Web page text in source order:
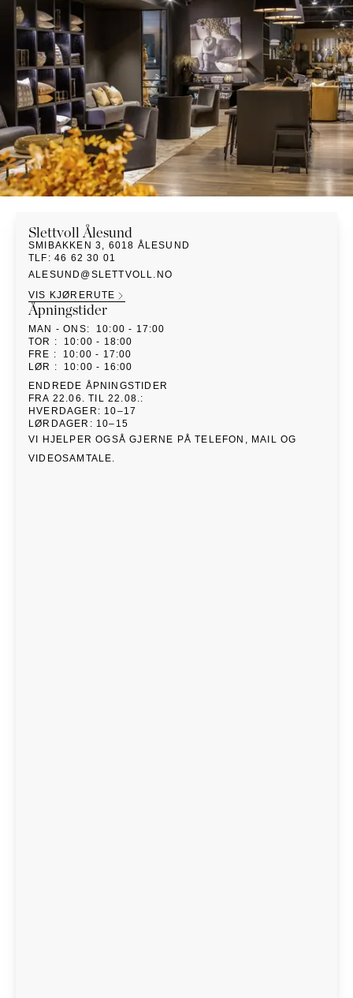
NATTBORD
KRUKKER
BORDDEKNING
Marbella
Palma
Slettvoll Ålesund
SMIBAKKEN 3, 6018 ÅLESUND
TLF :46 62 30 01
ALESUND@SLETTVOLL.NO
VIS KJØRERUTE
Åpningstider
MAN - ONS:
10:00 - 17:00
TOR :
10:00 - 18:00
FRE :
10:00 - 17:00
LØR :
10:00 - 16:00
ENDREDE ÅPNINGSTIDER
FRA 22.06. TIL 22.08.:
HVERDAGER: 10–17
LØRDAGER: 10–15
VI HJELPER OGSÅ GJERNE PÅ TELEFON, MAIL OG
VIDEOSAMTALE.